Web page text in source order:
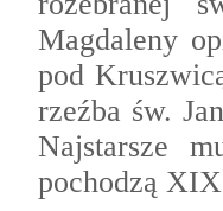
Magdaleny
pod
rzeźba św.
Najstarsze
pochodzą